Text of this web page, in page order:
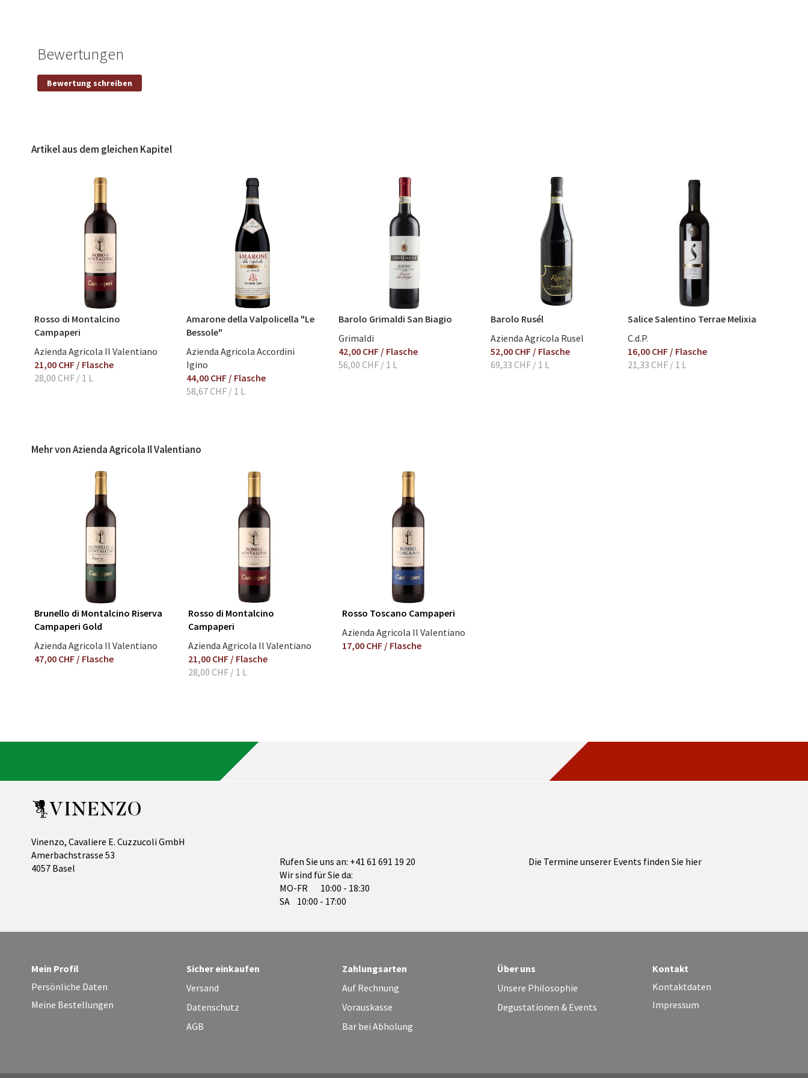
images
Bewertungen
Eigene Bewertung schreiben
Bewertung schreiben
Artikel aus dem gleichen Kapitel
Rosso di Montalcino
Campaperi
Azienda Agricola Il Valentiano
21,00 CHF / Flasche
28,00 CHF / 1 L
Amarone della Valpolicella "Le
Bessole"
Azienda Agricola Accordini
Igino
44,00 CHF / Flasche
58,67 CHF/ 1 L
Barolo Grimaldi San Biagio
Grimaldi
42,00 CHF / Flasche
56,00 CHF/ 1 L
Barolo Rusél
Azienda Agricola Rusel
52,00 CHF / Flasche
69,33 CHF/ 1 L
Salice Salentino Terrae Melixia
C.d.P.
16,00 CHF / Flasche
21,33 CHF / 1 L
Mehr von Azienda Agricola Il Valentiano
Brunello di Montalcino Riserva
Campaperi Gold
Azienda Agricola Il Valentiano
47,00 CHF / Flasche
Rosso di Montalcino
Campaperi
Azienda Agricola Il Valentiano
21,00 CHF / Flasche
28,00 CHF/ 1 L
Rosso Toscano Campaperi
Azienda Agricola Il Valentiano
17,00 CHF / Flasche
Vinenzo, Cavaliere E. Cuzzucoli GmbH
Amerbachstrasse 53
4057 Basel
Rufen Sie uns an: +41 61 691 19 20
Wir sind für Sie da:
MO-FR 10:00 - 18:30
SA 10:00 - 17:00
Die Termine unserer Events finden Sie hier
Mein Profil
Persönliche Daten
Meine Bestellungen
Sicher einkaufen
Versand
Datenschutz
AGB
Zahlungsarten
Auf Rechnung
Vorauskasse
Bar bei Abholung
Über uns
Unsere Philosophie
Degustationen & Events
Kontakt
Kontaktdaten
Impressum